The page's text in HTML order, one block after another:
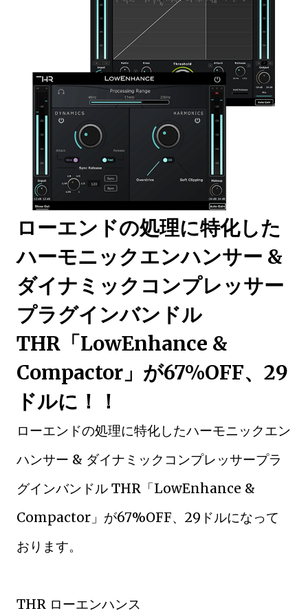
ローエンドの処理に特化した
ハーモニックエンハンサー &
ダイナミックコンプレッサー
プラグインバンドル
THR「LowEnhance &
Compactor」が67%OFF、29
ドルに！！
ローエンドの処理に特化したハーモニックエン
ハンサー & ダイナミックコンプレッサープラ
グインバンドル THR「LowEnhance &
Compactor」が67%OFF、29ドルになって
おります。
THR ローエンハンス